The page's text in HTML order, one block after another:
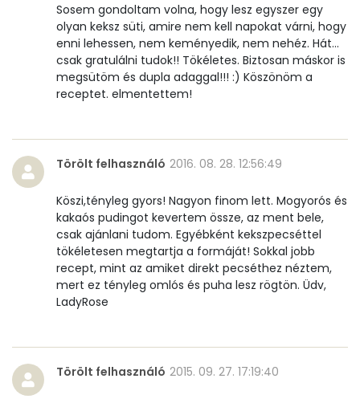
Sosem gondoltam volna, hogy lesz egyszer egy
olyan keksz süti, amire nem kell napokat várni, hogy
enni lehessen, nem keményedik, nem nehéz. Hát...
csak gratulálni tudok!! Tökéletes. Biztosan máskor is
megsütöm és dupla adaggal!!! :) Köszönöm a
receptet. elmentettem!
Törölt felhasználó 2016. 08. 28. 12:56:49
Köszi,tényleg gyors! Nagyon finom lett. Mogyorós és
kakaós pudingot kevertem össze, az ment bele,
csak ajánlani tudom. Egyébként kekszpecséttel
tökéletesen megtartja a formáját! Sokkal jobb
recept, mint az amiket direkt pecséthez néztem,
mert ez tényleg omlós és puha lesz rögtön. Üdv,
LadyRose
Törölt felhasználó 2015. 09. 27. 17:19:40